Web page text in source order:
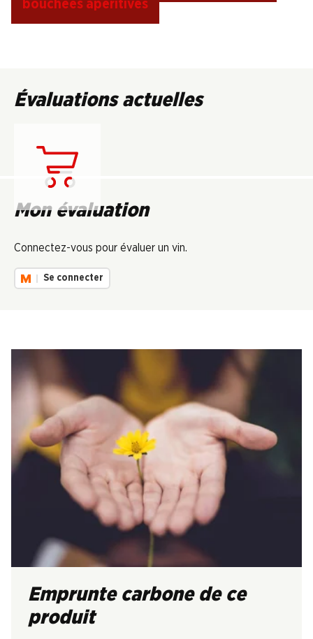
bouchées apéritives
Évaluations actuelles
Mon évaluation
Connectez-vous pour évaluer un vin.
Se connecter
Emprunte carbone de ce
produit